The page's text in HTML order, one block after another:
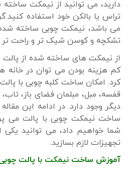
دارید، می توانید از نیمکت
تراس یا بالکن خود استفاده
می باشد، نیمکت چوبی ساخته شده
تشکچه و کوسن شیک تر و راحت تر
از نیمکت های ساخته شده از
کم هزینه بودن می توان در خانه
کرد. امکان ساخت کلبه چوبی با
قفسه، مبل، مبلمان فضای باز،
دیگر وجود دارد. در ادامه این مقاله
ساخت نیمکت چوبی با پالت می
شما خواهیم داد، می توانید یکی
تجهیزات لازم بسازید.
آموزش ساخت نیمکت با پالت